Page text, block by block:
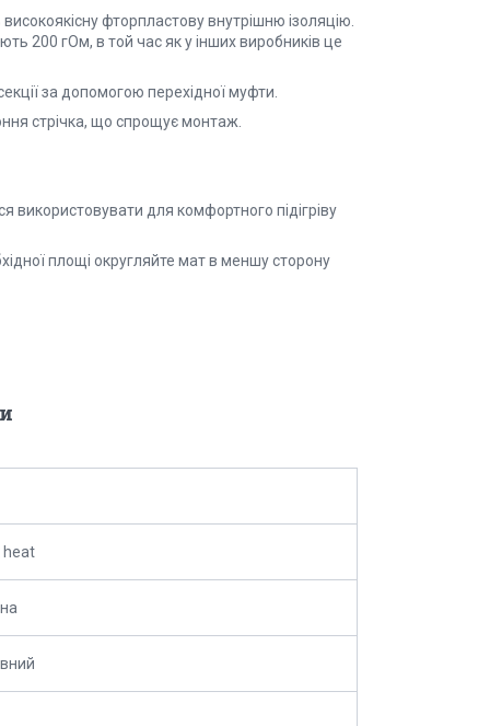
фторпластову внутрішню ізоляцію.
200 гОм, в той час як у інших виробників це
за допомогою перехідної муфти.
стрічка, що спрощує монтаж.
для комфортного підігріву
площі округляйте мат в меншу сторону
heat